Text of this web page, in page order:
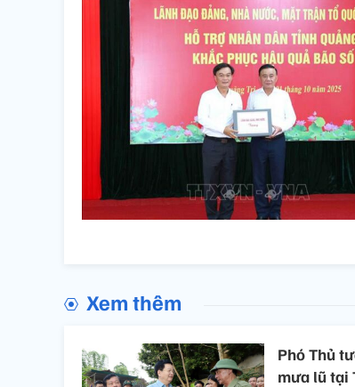
Xem thêm
Phó Thủ
mưa lũ tại